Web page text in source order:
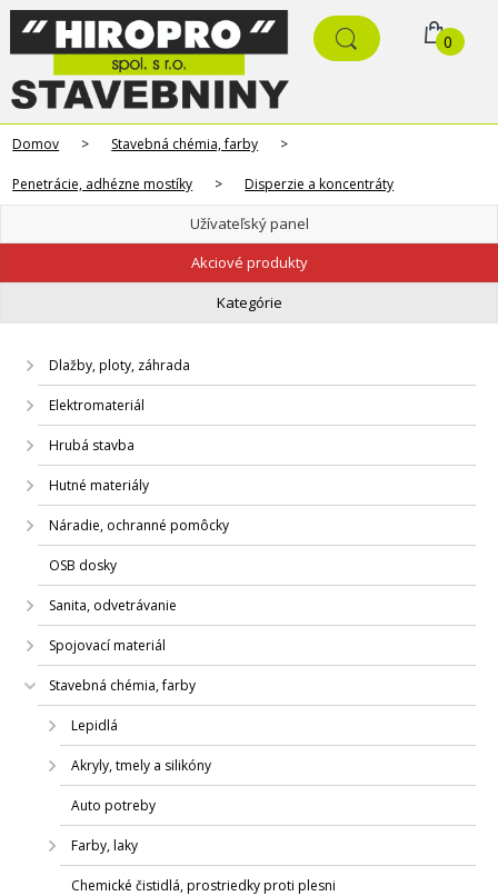
0
Domov > Stavebná chémia, farby >
Penetrácie, adhézne mostíky > Disperzie a koncentráty
Užívateľský panel
Akciové produkty
Kategórie
Dlažby, ploty, záhrada
Elektromateriál
Hrubá stavba
Hutné materiály
Náradie, ochranné pomôcky
OSB dosky
Sanita, odvetrávanie
Spojovací materiál
Stavebná chémia, farby
Lepidlá
Akryly, tmely a silikóny
Auto potreby
Farby, laky
Chemické čistidlá, prostriedky proti plesni